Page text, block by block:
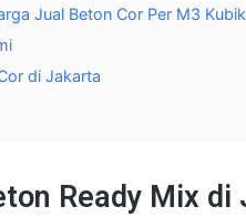
Jual Beton Cor Per M3
di Jakarta
Ready Mix